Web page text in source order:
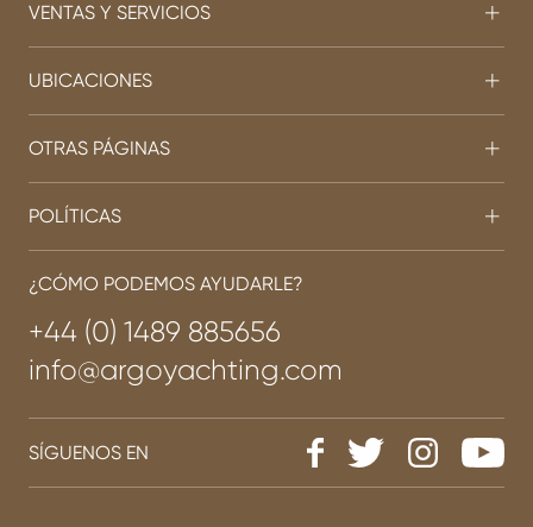
VENTAS Y SERVICIOS
UBICACIONES
OTRAS PÁGINAS
POLÍTICAS
¿CÓMO PODEMOS AYUDARLE?
+44 (0) 1489 885656
info@argoyachting.com
SÍGUENOS EN